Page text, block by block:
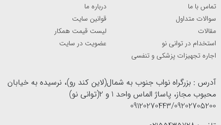
تماس با ما
درباره ما
سوالات متداول
قوانین سایت
مقالات
لیست قیمت همکار
استخدام در توانی نو
عضویت در سایت
اجاره تجهیزات پزشکی و تنفسی
آدرس : بزرگراه نواب جنوب به شمال(لاین کند رو)، نرسیده به خیابان
محبوب مجاز، پاساژ الماس واحد 1 و 2(توانی نو)
09120270443/09202705200